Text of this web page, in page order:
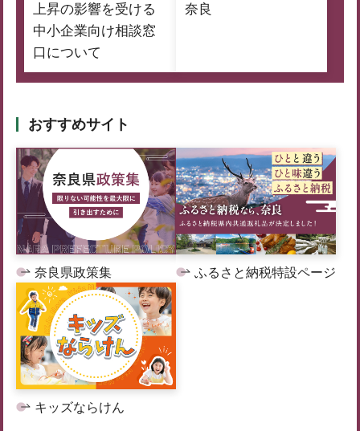
上昇の影響を受ける
中小企業向け相談窓
口について
奈良
おすすめサイト
奈良県政策集 ふるさと納税特設ページ
キッズならけん